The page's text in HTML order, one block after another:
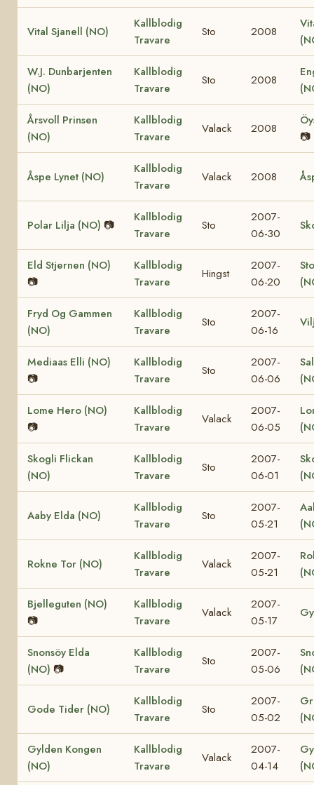
Vital Sjanell (NO)
Kallblodig
Travare
Sto 2008
W.J. Dunbarjenten
(NO)
Kallblodig
Travare
Sto 2008
Årsvoll Prinsen
(NO)
Kallblodig
Travare
Valack 2008
📷
Åspe Lynet (NO)
Kallblodig
Travare
Valack 2008
Polar Lilja (NO) 📷
Kallblodig
Travare
Sto
2007-
06-30
Eld Stjernen (NO)
📷
Kallblodig
Travare
Hingst
2007-
06-20
Fryd Og Gammen
(NO)
Kallblodig
Travare
Sto
2007-
06-16
Mediaas Elli (NO)
📷
Kallblodig
Travare
Sto
2007-
06-06
Lome Hero (NO)
📷
Kallblodig
Travare
Valack
2007-
06-05
Skogli Flickan
(NO)
Kallblodig
Travare
Sto
2007-
06-01
Aaby Elda (NO)
Kallblodig
Travare
Sto
2007-
05-21
Rokne Tor (NO)
Kallblodig
Travare
Valack
2007-
05-21
Bjelleguten (NO)
📷
Kallblodig
Travare
Valack
2007-
05-17
Snonsöy Elda
(NO) 📷
Kallblodig
Travare
Sto
2007-
05-06
Gode Tider (NO)
Kallblodig
Travare
Sto
2007-
05-02
Gylden Kongen
(NO)
Kallblodig
Travare
Valack
2007-
04-14